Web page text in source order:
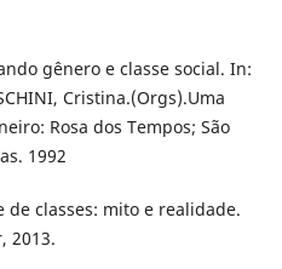
gênero e classe social. In:
Cristina.(Orgs).Uma
Rosa dos Tempos; São
1992
de classes: mito e realidade.
2013.